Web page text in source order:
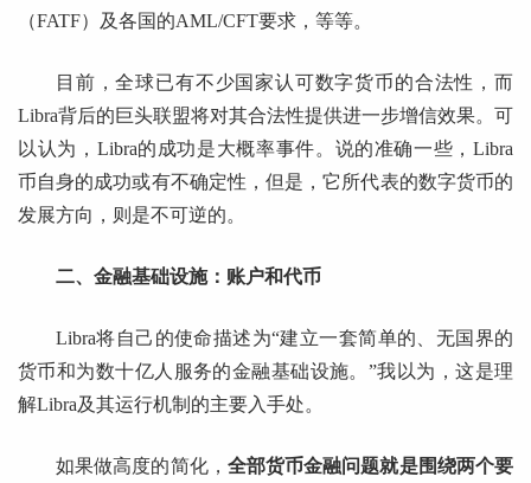
（FATF）及各国的AML/CFT要求，等等。
目前，全球已有不少国家认可数字货币的合法性，而
Libra背后的巨头联盟将对其合法性提供进一步增信效果。可
以认为，Libra的成功是大概率事件。说的准确一些，Libra
币自身的成功或有不确定性，但是，它所代表的数字货币的
发展方向，则是不可逆的。
二、金融基础设施：账户和代币
Libra将自己的使命描述为“建立一套简单的、无国界的
货币和为数十亿人服务的金融基础设施。”我以为，这是理
解Libra及其运行机制的主要入手处。
如果做高度的简化， 全部货币金融问题就是围绕两个要